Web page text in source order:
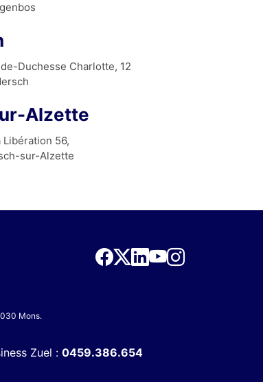
Duchesse Charlotte, 12
Alzette
Libération 56,
sur-Alzette
Mons.
Zuel : 0459.386.654